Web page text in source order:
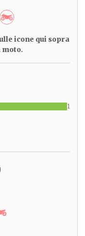
icone qui sopra
moto.
1